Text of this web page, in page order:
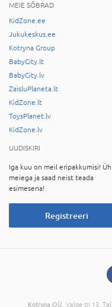
MEIE SÕBRAD
KidZone.ee
Jukukeskus.ee
Kotryna Group
BabyCity.lt
BabyCity.lv
ZaisluPlaneta.lt
KidZone.lt
ToysPlanet.lv
KidZone.lv
UUDISKIRI
Iga kuu on meil eripakkumisi!
meiega ja saad neist teada
esimesena!
Registreeri
Kotryna OÜ , Valge tn 13,